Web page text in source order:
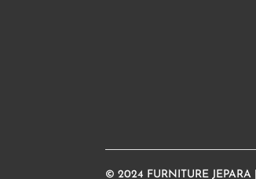
© 2024 FURNITURE JEPARA